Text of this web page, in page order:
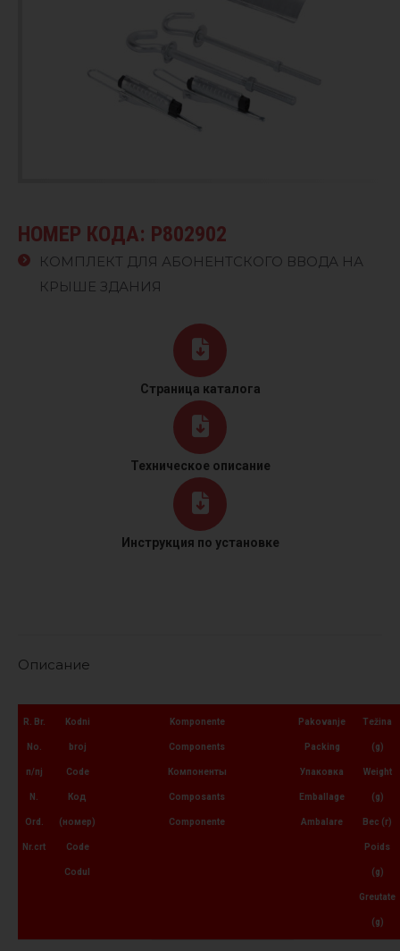
НОМЕР КОДА: P802902
КОМПЛЕКТ ДЛЯ АБОНЕНТСКОГО ВВОДА НА
КРЫШЕ ЗДАНИЯ
Страница каталога
Техническое описание
Инструкция по установке
Описание
R. Br.
No.
п/пј
N.
Ord.
Nr.crt
Kodni
broj
Code
Код
(номер)
Code
Codul
Komponente
Components
Компоненты
Composants
Componente
Pakovanje
Packing
Упаковка
Emballage
Ambalare
Težina
(g)
Weight
(g)
Вес (г)
Poids
(g)
Greutate
(g)